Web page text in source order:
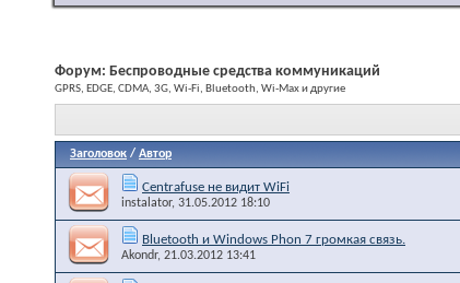
Форум: Беспроводные средства коммуникаций
GPRS, EDGE, CDMA, 3G, Wi-Fi, Bluetooth, Wi-Max и другие
Заголовок / Автор
Centrafuse не видит WiFi
instalator, 31.05.2012 18:10
Bluetooth и Windows Phon 7 громкая связь.
Akondr, 21.03.2012 13:41